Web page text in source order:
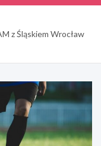
z Śląskiem Wrocław